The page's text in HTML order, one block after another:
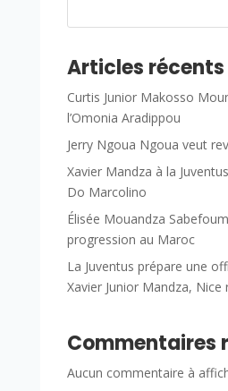
Articles récents
Curtis Junior Makosso
l’Omonia Aradippou
Jerry Ngoua Ngoua veut
Xavier Mandza à la
Do Marcolino
Élisée Mouandza
progression au Maroc
La Juventus prépare une
Xavier Junior Mandza, Nice
Commentaires
Aucun commentaire à